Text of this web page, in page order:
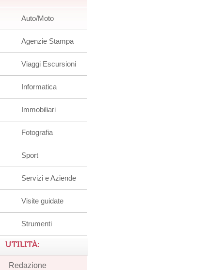
Auto/Moto
Agenzie Stampa
Viaggi Escursioni
Informatica
Immobiliari
Fotografia
Sport
Servizi e Aziende
Visite guidate
Strumenti
UTILITÀ:
Redazione